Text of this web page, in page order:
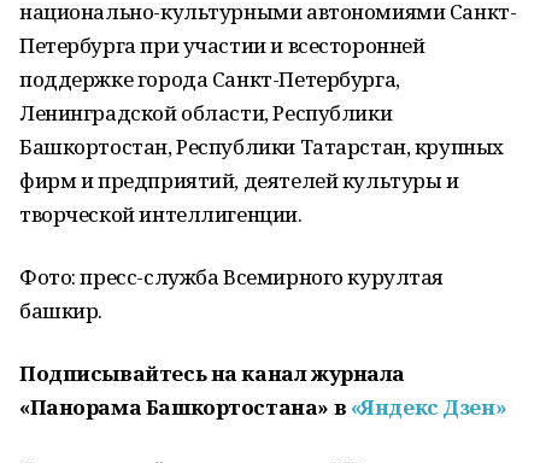
национально-культурными автономиями Санкт-
Петербурга при участии и всесторонней
поддержке города Санкт-Петербурга,
Ленинградской области, Республики
Башкортостан, Республики Татарстан, крупных
фирм и предприятий, деятелей культуры и
творческой интеллигенции.
Фото: пресс-служба Всемирного курултая
башкир.
Подписывайтесь на канал журнала
«Панорама Башкортостана» в «Яндекс Дзен»